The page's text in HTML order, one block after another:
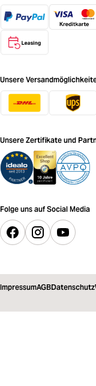
Unsere
Unsere Zertifikate und
Folge uns auf Social Media
ImpressumAGBDatenschutz